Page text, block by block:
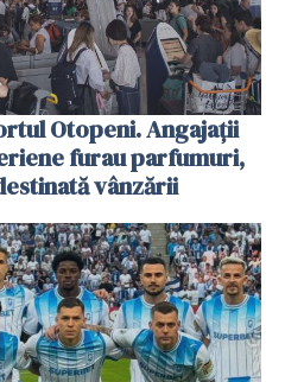
Otopeni. Angajații
furau parfumuri,
vânzării